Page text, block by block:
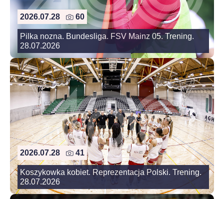
2026.07.28 60
Pilka nozna. Bundesliga. FSV Mainz 05. Trening.
28.07.2026
2026.07.28 41
Koszykowka kobiet. Reprezentacja Polski. Trening.
28.07.2026